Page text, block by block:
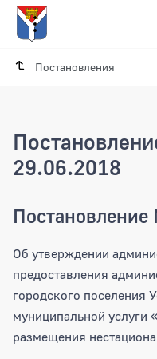
Постановления
29.06.2018
Об утверждении
предоставления
городского поселения
муниципальной услуги
размещения